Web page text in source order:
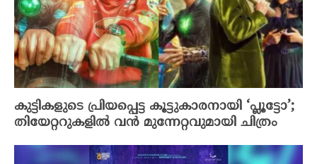
കുട്ടികളുടെ പ്രിയപ്പെട്ട കൂട്ടുകാരനായി ‘പ്ലൂട്ടോ’;
തിയേറ്ററുകളിൽ വൻ മുന്നേറ്റവുമായി ചിത്രം